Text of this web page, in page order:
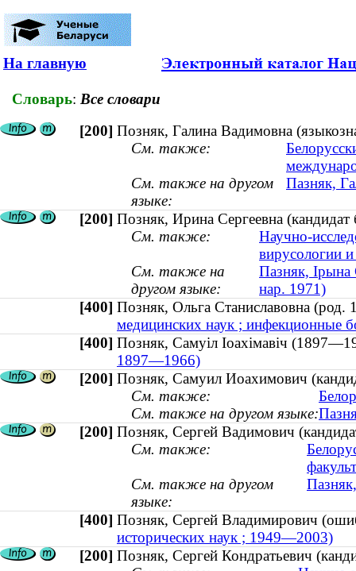
На главную
Словарь: Все словари
[200] Позняк, Галина Вадимовна
См. также:
См. также на другом
языке:
Пазняк,
[200] Позняк, Ирина Сергеевна (кандидат
См. также:
Научно-
вирусологии
См. также на
другом языке:
Пазняк, Ірына
нар. 1971)
[400] Позняк, Ольга Станиславовна
медицинских наук ; инфекционные
[400] Позняк, Самуіл Іоахімавіч
1897—1966)
[200] Позняк, Самуил Иоахимович
См. также:
См. также на другом языке:
[200] Позняк, Сергей Вадимович
См. также:
См. также на другом
языке:
[400] Позняк, Сергей Владимирович
исторических наук ; 1949—2003)
[200] Позняк, Сергей Кондратьевич